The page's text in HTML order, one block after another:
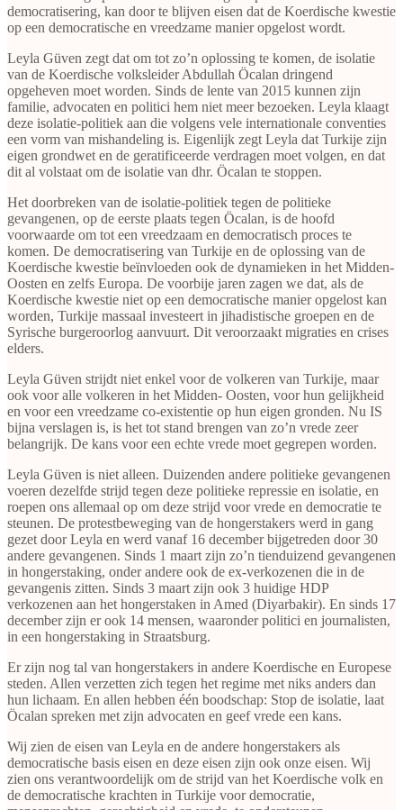
democratisering, kan door te blijven eisen dat de Koerdische kwestie
op een democratische en vreedzame manier opgelost wordt.
Leyla Güven zegt dat om tot zo’n oplossing te komen, de isolatie
van de Koerdische volksleider Abdullah Öcalan dringend
opgeheven moet worden. Sinds de lente van 2015 kunnen zijn
familie, advocaten en politici hem niet meer bezoeken. Leyla klaagt
deze isolatie-politiek aan die volgens vele internationale conventies
een vorm van mishandeling is. Eigenlijk zegt Leyla dat Turkije zijn
eigen grondwet en de geratificeerde verdragen moet volgen, en dat
dit al volstaat om de isolatie van dhr. Öcalan te stoppen.
Het doorbreken van de isolatie-politiek tegen de politieke
gevangenen, op de eerste plaats tegen Öcalan, is de hoofd
voorwaarde om tot een vreedzaam en democratisch proces te
komen. De democratisering van Turkije en de oplossing van de
Koerdische kwestie beïnvloeden ook de dynamieken in het Midden-
Oosten en zelfs Europa. De voorbije jaren zagen we dat, als de
Koerdische kwestie niet op een democratische manier opgelost kan
worden, Turkije massaal investeert in jihadistische groepen en de
Syrische burgeroorlog aanvuurt. Dit veroorzaakt migraties en crises
elders.
Leyla Güven strijdt niet enkel voor de volkeren van Turkije, maar
ook voor alle volkeren in het Midden- Oosten, voor hun gelijkheid
en voor een vreedzame co-existentie op hun eigen gronden. Nu IS
bijna verslagen is, is het tot stand brengen van zo’n vrede zeer
belangrijk. De kans voor een echte vrede moet gegrepen worden.
Leyla Güven is niet alleen. Duizenden andere politieke gevangenen
voeren dezelfde strijd tegen deze politieke repressie en isolatie, en
roepen ons allemaal op om deze strijd voor vrede en democratie te
steunen. De protestbeweging van de hongerstakers werd in gang
gezet door Leyla en werd vanaf 16 december bijgetreden door 30
andere gevangenen. Sinds 1 maart zijn zo’n tienduizend gevangenen
in hongerstaking, onder andere ook de ex-verkozenen die in de
gevangenis zitten. Sinds 3 maart zijn ook 3 huidige HDP
verkozenen aan het hongerstaken in Amed (Diyarbakir). En sinds 17
december zijn er ook 14 mensen, waaronder politici en journalisten,
in een hongerstaking in Straatsburg.
Er zijn nog tal van hongerstakers in andere Koerdische en Europese
steden. Allen verzetten zich tegen het regime met niks anders dan
hun lichaam. En allen hebben één boodschap: Stop de isolatie, laat
Öcalan spreken met zijn advocaten en geef vrede een kans.
Wij zien de eisen van Leyla en de andere hongerstakers als
democratische basis eisen en deze eisen zijn ook onze eisen. Wij
zien ons verantwoordelijk om de strijd van het Koerdische volk en
de democratische krachten in Turkije voor democratie,